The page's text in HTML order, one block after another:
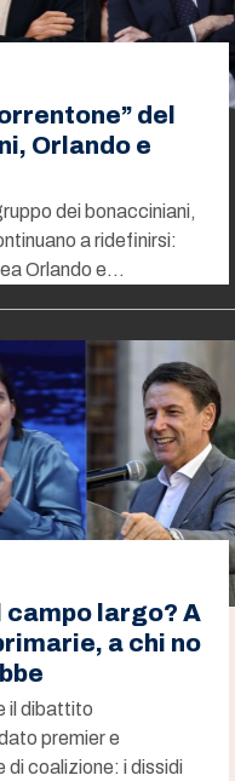
del
Orlando e
dei bonacciniani,
a ridefinirsi:
Orlando e…
campo largo? A
a chi no
il dibattito
premier e
di coalizione: i dissidi